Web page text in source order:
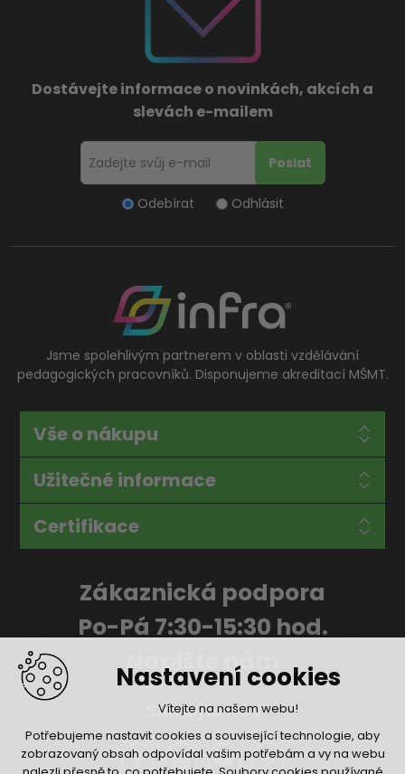
Nastavení cookies
Vítejte na našem webu!
Potřebujeme nastavit cookies a související technologie, aby
zobrazovaný obsah odpovídal vašim potřebám a vy na webu
Dostávejte informace o novinkách, akcích a
slevách e-mailem
Odebírat Odhlásit
Jsme spolehlivým partnerem v oblasti vzdělávání
pedagogických pracovníků. Disponujeme akreditací MŠMT.
Vše o nákupu
Užitečné informace
Certifikace
Zákaznická podpora
Po-Pá 7:30-15:30 hod.
Napište nám
Sledujte nás